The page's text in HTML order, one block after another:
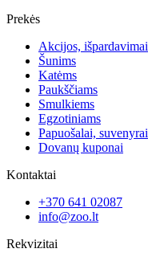
Prekės
Akcijos, išpardavimai
Šunims
Katėms
Paukščiams
Smulkiems
Egzotiniams
Papuošalai, suvenyrai
Dovanų kuponai
Kontaktai
+370 641 02087
info@zoo.lt
Rekvizitai